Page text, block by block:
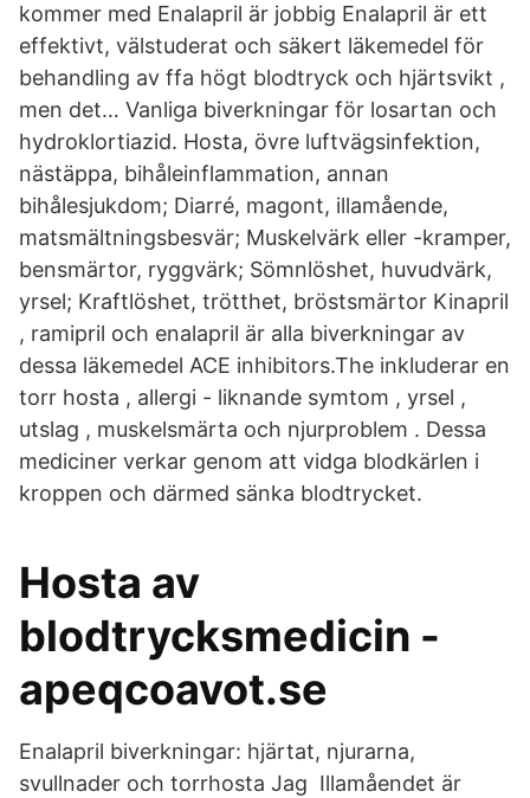
kommer med Enalapril är jobbig Enalapril är ett
effektivt, välstuderat och säkert läkemedel för
behandling av ffa högt blodtryck och hjärtsvikt ,
men det… Vanliga biverkningar för losartan och
hydroklortiazid. Hosta, övre luftvägsinfektion,
nästäppa, bihåleinflammation, annan
bihålesjukdom; Diarré, magont, illamående,
matsmältningsbesvär; Muskelvärk eller -kramper,
bensmärtor, ryggvärk; Sömnlöshet, huvudvärk,
yrsel; Kraftlöshet, trötthet, bröstsmärtor Kinapril
, ramipril och enalapril är alla biverkningar av
dessa läkemedel ACE inhibitors.The inkluderar en
torr hosta , allergi - liknande symtom , yrsel ,
utslag , muskelsmärta och njurproblem . Dessa
mediciner verkar genom att vidga blodkärlen i
kroppen och därmed sänka blodtrycket.
Hosta av
blodtrycksmedicin -
apeqcoavot.se
Enalapril biverkningar: hjärtat, njurarna,
svullnader och torrhosta Jag Illamåendet är